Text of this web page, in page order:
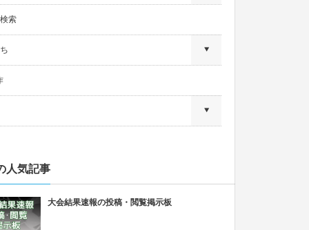
索
人気記事
大会結果速報の投稿・閲覧掲示板